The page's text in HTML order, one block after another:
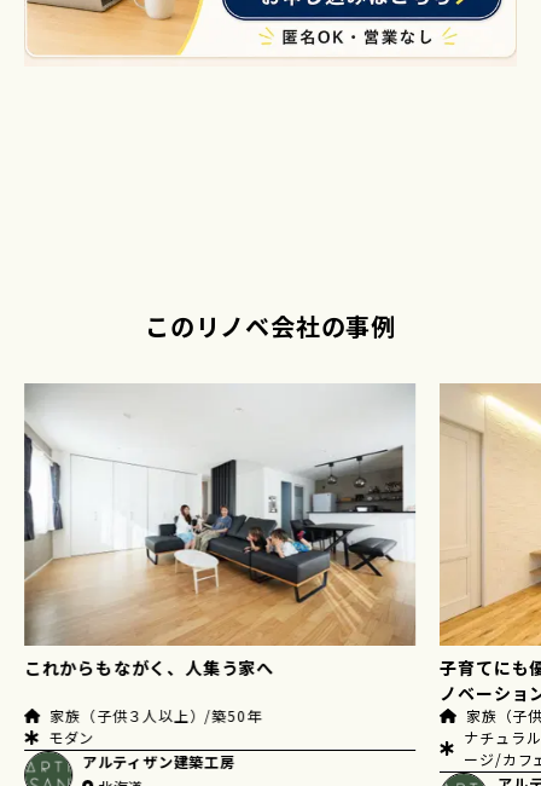
このリノベ会社の事例
子育てにも優しい、ナチュラルであたたかいリ
家族（子供１人）/築50年
ナチュラル/北欧スタイル/アンティーク・ヴィンテ
ージ/カフェ/インダストリアル/モノトーン
減築も増築
リノベ。
家族（子
ナチュラ